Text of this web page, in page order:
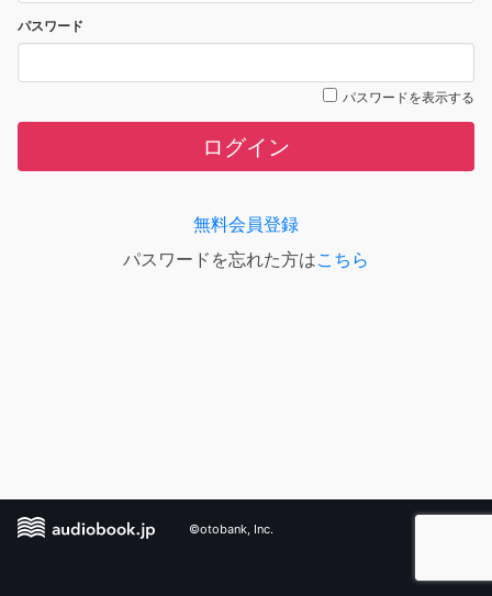
パスワード
パスワードを表示する
ログイン
無料会員登録
パスワードを忘れた方はこちら
©otobank, Inc.